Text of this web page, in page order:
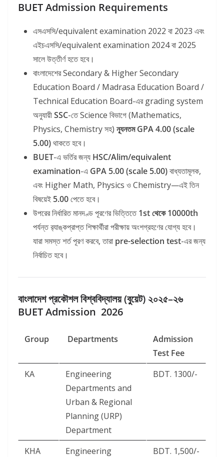
BUET Admission Requirements
এসএসসি/equivalent examination 2022 বা 2023 এবং
এইচএসসি/equivalent examination 2024 বা 2025
সালে উত্তীর্ণ হতে হবে।
বাংলাদেশের Secondary & Higher Secondary
Education Board / Madrasa Education Board /
Technical Education Board-এর grading system
অনুযায়ীSSC-তে Science বিভাগে (Mathematics,
Physics, Chemistry সহ) ন্যূনতম GPA 4.00 (scale
5.00)থাকতে হবে।
BUET-এ ভর্তির জন্য HSC/Alim/equivalent
examination-এ GPA 5.00 (scale 5.00)বাধ্যতামূলক,
এবং Higher Math, Physics ও Chemistry—এই তিন
বিষয়েই 5.00পেতে হবে।
উপরের নির্ধারিত মানদণ্ড পূরণের ভিত্তিতে1st থেকে 10000th
পর্যন্ত র‍্যাঙ্কপ্রাপ্ত শিক্ষার্থীরা পরীক্ষায় অংশগ্রহণের যোগ্য হবে।
যারা সমস্ত শর্ত পূরণ করবে, তারা pre-selection test-এর জন্য
নির্বাচিত হবে।
বাংলাদেশ প্রকৌশল বিশ্ববিদ্যালয় (বুয়েট) ২০২৫–২৬
BUET Admission 2026
Group Departments
Admission
Test Fee
KA
Engineering
Departments and
Urban & Regional
Planning (URP)
Department
BDT. 1300/-
KHA Engineering BDT. 1,500/-